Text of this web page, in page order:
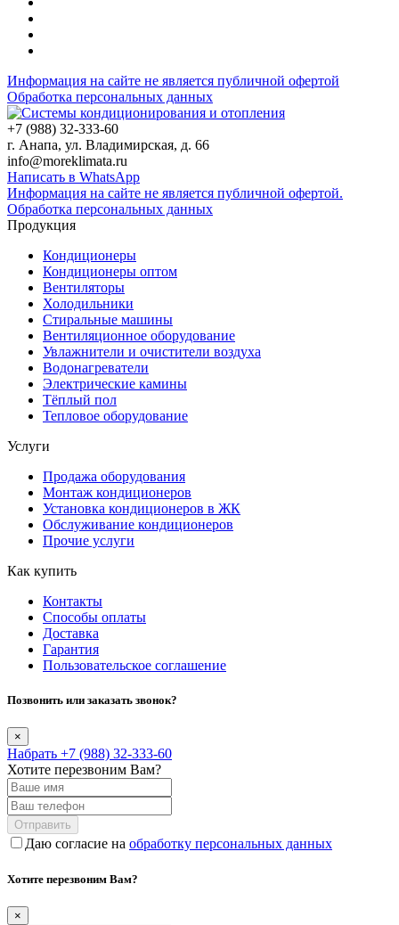
Информация на сайте не является публичной офертой
Обработка персональных данных
+7 (988) 32-333-60
г. Анапа, ул. Владимирская, д. 66
info@moreklimata.ru
Написать в WhatsApp
Информация на сайте не является публичной офертой.
Обработка персональных данных
Продукция
Кондиционеры
Кондиционеры оптом
Вентиляторы
Холодильники
Стиральные машины
Вентиляционное оборудование
Увлажнители и очистители воздуха
Водонагреватели
Электрические камины
Тёплый пол
Тепловое оборудование
Услуги
Продажа оборудования
Монтаж кондиционеров
Установка кондиционеров в ЖК
Обслуживание кондиционеров
Прочие услуги
Как купить
Контакты
Способы оплаты
Доставка
Гарантия
Пользовательское соглашение
Позвонить или заказать звонок?
×
Набрать +7 (988) 32-333-60
Хотите перезвоним Вам?
Отправить
Даю согласие на обработку персональных данных
Хотите перезвоним Вам?
×